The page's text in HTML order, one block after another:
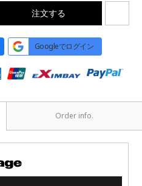
注文する
Googleでログイン
Order info.